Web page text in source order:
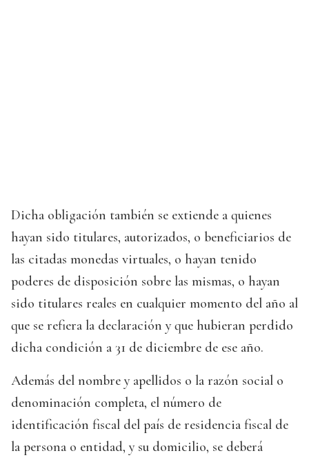
Dicha obligación también se extiende a quienes
hayan sido titulares, autorizados, o beneficiarios de
las citadas monedas virtuales, o hayan tenido
poderes de disposición sobre las mismas, o hayan
sido titulares reales en cualquier momento del año al
que se refiera la declaración y que hubieran perdido
dicha condición a 31 de diciembre de ese año.
Además del nombre y apellidos o la razón social o
denominación completa, el número de
identificación fiscal del país de residencia fiscal de
la persona o entidad, y su domicilio, se deberá